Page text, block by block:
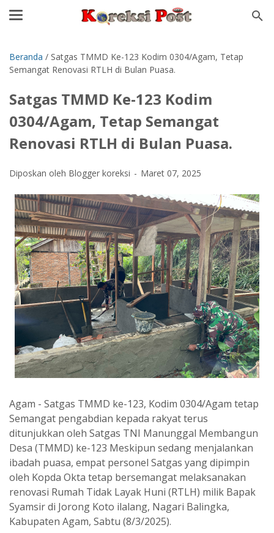
Beranda / Satgas TMMD Ke-123 Kodim 0304/Agam, Tetap
Semangat Renovasi RTLH di Bulan Puasa.
Satgas TMMD Ke-123 Kodim
0304/Agam, Tetap Semangat
Renovasi RTLH di Bulan Puasa.
Diposkan oleh Blogger koreksi Maret 07, 2025
Agam - Satgas TMMD ke-123, Kodim 0304/Agam tetap
Semangat pengabdian kepada rakyat terus
ditunjukkan oleh Satgas TNI Manunggal Membangun
Desa (TMMD) ke-123 Meskipun sedang menjalankan
ibadah puasa, empat personel Satgas yang dipimpin
oleh Kopda Okta tetap bersemangat melaksanakan
renovasi Rumah Tidak Layak Huni (RTLH) milik Bapak
Syamsir di Jorong Koto ilalang, Nagari Balingka,
Kabupaten Agam, Sabtu (8/3/2025).